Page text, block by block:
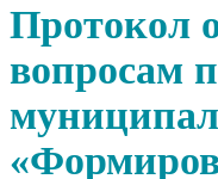
Протокол
вопросам